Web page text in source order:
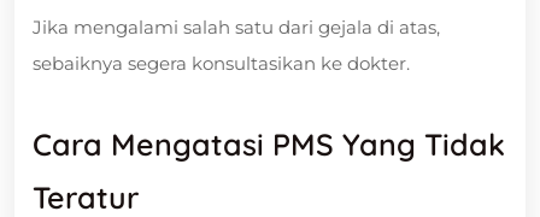
Jika mengalami salah satu dari gejala di atas,
sebaiknya segera konsultasikan ke dokter.
Cara Mengatasi PMS Yang Tidak
Teratur